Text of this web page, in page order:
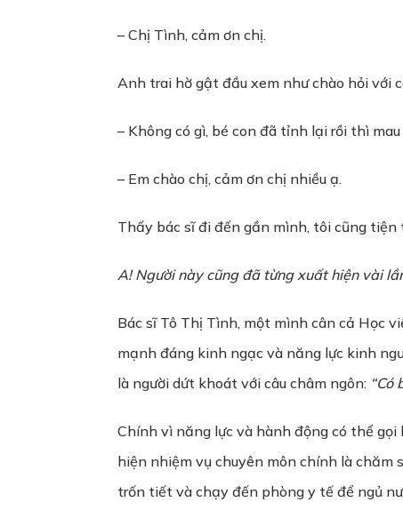
– Chị Tình, cảm ơn chị.
Anh trai hờ gật đầu xem như chào hỏi với
– Không có gì, bé con đã tỉnh lại rồi thì
– Em chào chị, cảm ơn chị nhiều ạ.
Thấy bác sĩ đi đến gần mình, tôi cũng
A! Người này cũng đã từng xuất hiện vài
Bác sĩ Tô Thị Tình, một mình cân cả Học
mạnh đáng kinh ngạc và năng lực kinh
là người dứt khoát với câu châm ngôn: “Có
Chính vì năng lực và hành động có thể
hiện nhiệm vụ chuyên môn chính là chăm
trốn tiết và chạy đến phòng y tế để ngủ